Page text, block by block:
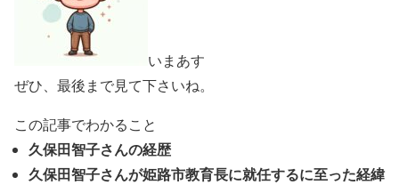
いまあす
ぜひ、最後まで見て下さいね。
この記事でわかること
久保田智子さんの経歴
久保田智子さんが姫路市教育長に就任するに至った経緯